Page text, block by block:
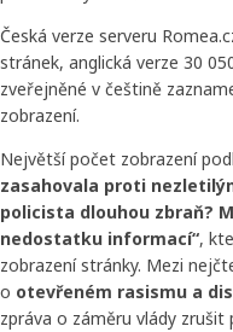
Česká verze serveru
stránek, anglická verze 30
zveřejněné v češtině
zobrazení.
Největší počet zobrazení
zasahovala proti
policista dlouhou zbraň?
nedostatku informací“,
zobrazení stránky. Mezi
o otevřeném rasismu a
zpráva o záměru vlády